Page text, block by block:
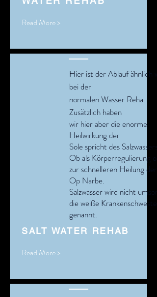
Read More >
Hier ist der Ablauf ähnlich
bei der
normalen Wasser Reha.
Zusätzlich haben
wir hier aber die enorme
Heilwirkung der
Sole spricht des Salzwassers.
Ob als Körperregulierung
zur schnelleren Heilung der
Op Narbe.
Salzwasser wird nicht
die weiße Krankenschwester
genannt.
SALT WATER REHAB
Read More >